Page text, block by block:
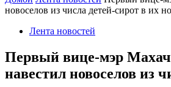
новоселов из числа детей-сирот в их
Лента новостей
Первый вице-мэр
навестил новоселов из